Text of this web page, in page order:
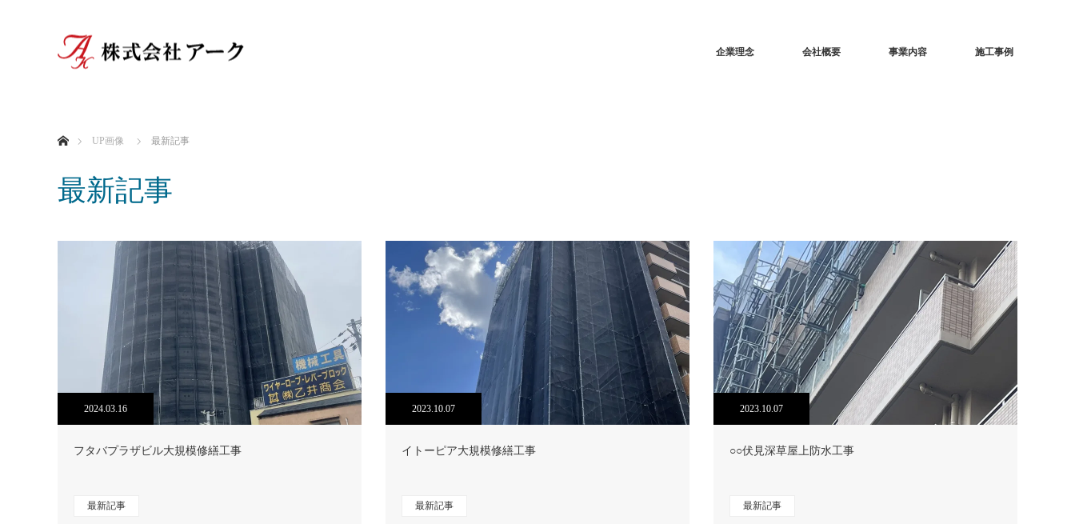
企業理念 会社概要 事業内容 施工事例
UP画像
最新記事
最新記事
2024.03.16
フタバプラザビル大規模修繕工事
最新記事
2023.10.07
イトーピア大規模修繕工事
最新記事
2023.10.07
○○伏見深草屋上防水工事
最新記事